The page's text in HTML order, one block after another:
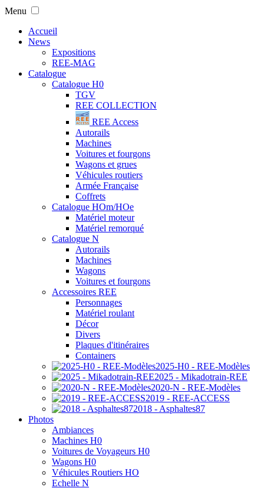
Menu
Accueil
News
Expositions
REE-MAG
Catalogue
Catalogue H0
TGV
REE COLLECTION
REE Access
Autorails
Machines
Voitures et fourgons
Wagons et grues
Véhicules routiers
Armée Française
Coffrets
Catalogue HOm/HOe
Matériel moteur
Matériel remorqué
Catalogue N
Autorails
Machines
Wagons
Voitures et fourgons
Accessoires REE
Personnages
Matériel roulant
Décor
Divers
Plaques d'itinéraires
Containers
2025-H0 - REE-Modèles
2025 - Mikadotrain-REE
2020-N - REE-Modèles
2019 - REE-ACCESS
2018 - Asphaltes87
Photos
Ambiances
Machines H0
Voitures de Voyageurs H0
Wagons H0
Véhicules Routiers HO
Echelle N